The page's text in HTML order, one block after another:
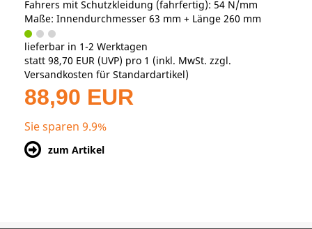
Fahrers mit Schutzkleidung (fahrfertig): 54 N/mm
Maße: Innendurchmesser 63 mm + Länge 260 mm
lieferbar in 1-2 Werktagen
statt 98,70 EUR (UVP) pro 1 (inkl. MwSt. zzgl.
Versandkosten für Standardartikel)
88,90 EUR
Sie sparen 9.9%
zum Artikel